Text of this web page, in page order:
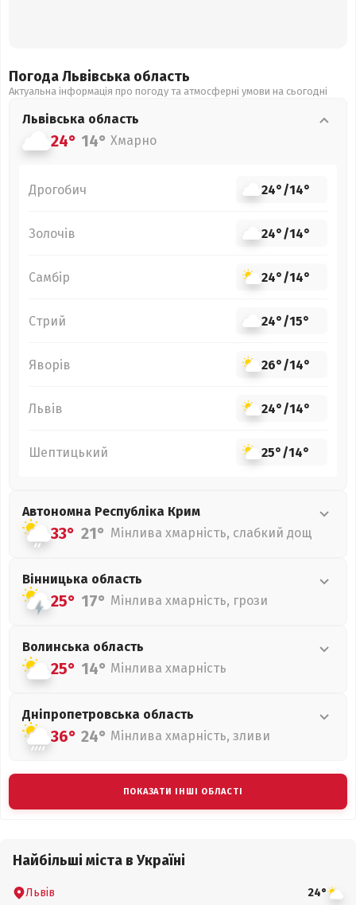
Погода Львівська область
Актуальна інформація про погоду та атмосферні умови на сьогодні
Львівська область
24° 14° Хмарно
Дрогобич 24°/14°
Золочів 24°/14°
Самбір 24°/14°
Стрий 24°/15°
Яворів 26°/14°
Львів 24°/14°
Шептицький 25°/14°
Автономна Республіка Крим
33° 21° Мінлива хмарність, слабкий дощ
Вінницька область
25° 17° Мінлива хмарність, грози
Волинська область
25° 14° Мінлива хмарність
Дніпропетровська область
36° 24° Мінлива хмарність, зливи
ПОКАЗАТИ ІНШІ ОБЛАСТІ
Найбільші міста в Україні
Львів 24°